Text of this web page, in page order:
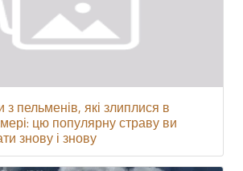
пельменів, які злиплися в
цю популярну страву ви
знову і знову